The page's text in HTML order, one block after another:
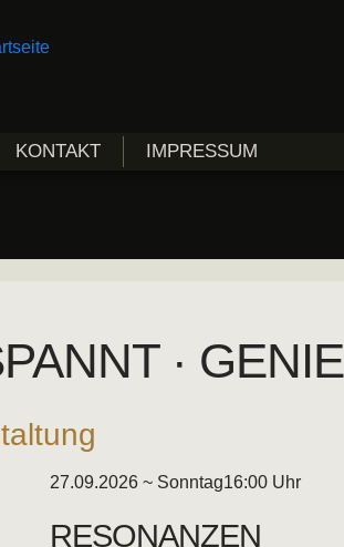
KONTAKT IMPRESSUM
·
27.09.2026 ~ Sonntag16:00 Uhr
RESONANZEN